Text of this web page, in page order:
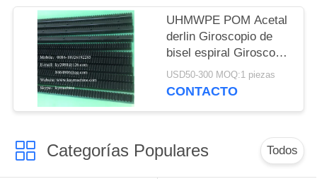
UHMWPE POM Acetal
derlin Giroscopio de
bisel espiral Giroscopio
de bisel cero
Giroscopio de bisel
engranajes
USD50-300 MOQ:1 piezas
CONTACTO
Categorías Populares Todos